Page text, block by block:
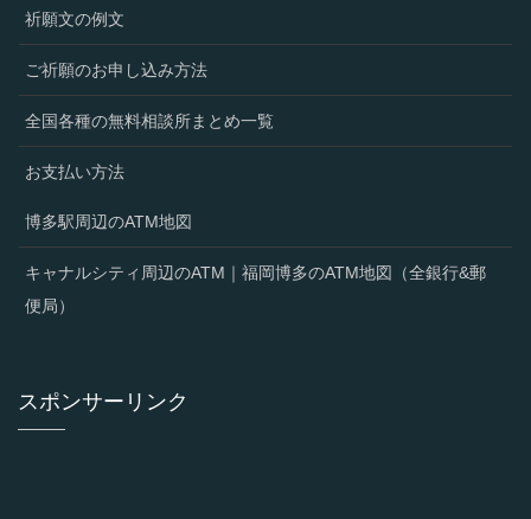
祈願文の例文
ご祈願のお申し込み方法
全国各種の無料相談所まとめ一覧
お支払い方法
博多駅周辺のATM地図
キャナルシティ周辺のATM｜福岡博多のATM地図（全銀行&郵
便局）
スポンサーリンク